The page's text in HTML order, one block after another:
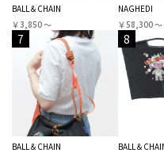
BALL＆CHAIN
￥3,850 〜
NAGHEDI
￥58,300 〜
7
BALL＆CHAIN
8
BALL＆